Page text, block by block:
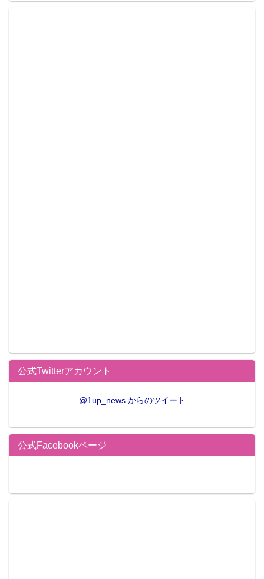
公式Twitterアカウント
@1up_news からのツイート
公式Facebookページ